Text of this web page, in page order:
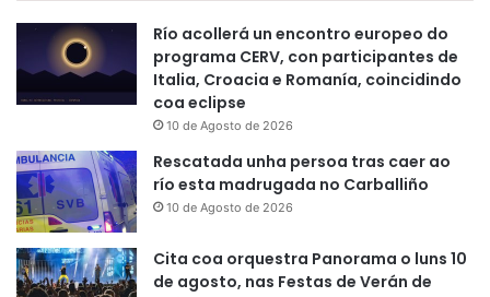
Río acollerá un encontro europeo do
programa CERV, con participantes de
Italia, Croacia e Romanía, coincidindo
coa eclipse
10 de Agosto de 2026
Rescatada unha persoa tras caer ao
río esta madrugada no Carballiño
10 de Agosto de 2026
Cita coa orquestra Panorama o luns 10
de agosto, nas Festas de Verán de